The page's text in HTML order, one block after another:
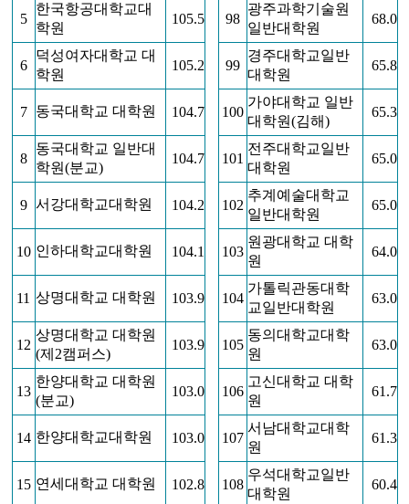
5
한국항공대학교대
학원
105.5 98
광주과학기술원
일반대학원
68.0
6
덕성여자대학교 대
학원
105.2 99
경주대학교일반
대학원
65.8
7 동국대학교 대학원 104.7 100
가야대학교 일반
대학원(김해)
65.3
8
동국대학교 일반대
학원(분교)
104.7 101
전주대학교일반
대학원
65.0
9 서강대학교대학원 104.2 102
추계예술대학교
일반대학원
65.0
10 인하대학교대학원 104.1 103
원광대학교 대학
원
64.0
11 상명대학교 대학원 103.9 104
가톨릭관동대학
교일반대학원
63.0
12
상명대학교 대학원
(제2캠퍼스)
103.9 105
동의대학교대학
원
63.0
13
한양대학교 대학원
(분교)
103.0 106
고신대학교 대학
원
61.7
14 한양대학교대학원 103.0 107
서남대학교대학
원
61.3
15 연세대학교 대학원 102.8 108
우석대학교일반
대학원
60.4